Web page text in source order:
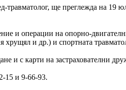
травматолог, ще преглежда на 19
и операции на опорно-
хрущял и др.) и спортната
и с карти на застрахователни
15 и 9-66-93.